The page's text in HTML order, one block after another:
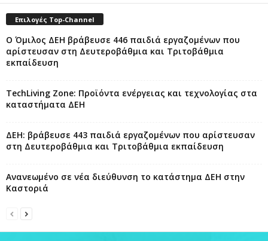
Επιλογές Top-Channel
Ο Όμιλος ΔΕΗ βράβευσε 446 παιδιά εργαζομένων που
αρίστευσαν στη Δευτεροβάθμια και Τριτοβάθμια
εκπαίδευση
TechLiving Zone: Προϊόντα ενέργειας και τεχνολογίας στα
καταστήματα ΔΕΗ
ΔΕΗ: βράβευσε 443 παιδιά εργαζομένων που αρίστευσαν
στη Δευτεροβάθμια και Τριτοβάθμια εκπαίδευση
Ανανεωμένο σε νέα διεύθυνση το κατάστημα ΔΕΗ στην
Καστοριά